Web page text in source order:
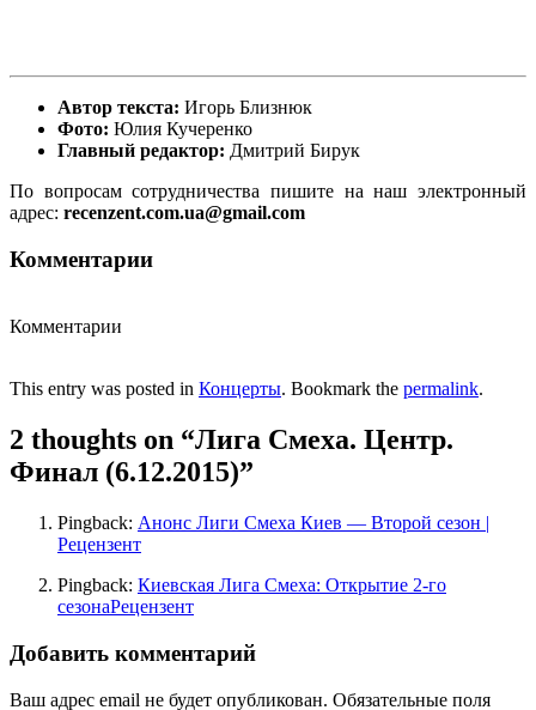
Автор текста: Игорь Близнюк
Фото: Юлия Кучеренко
Главный редактор: Дмитрий Бирук
По вопросам сотрудничества пишите на наш электронный
адрес: recenzent.com.ua@gmail.com
Комментарии
Комментарии
This entry was posted in Концерты. Bookmark the permalink.
2 thoughts on “Лига Смеха. Центр.
Финал (6.12.2015)”
Pingback: Анонс Лиги Смеха Киев — Второй сезон |
Рецензент
Pingback: Киевская Лига Смеха: Открытие 2-го
сезонаРецензент
Добавить комментарий
Ваш адрес email не будет опубликован. Обязательные поля